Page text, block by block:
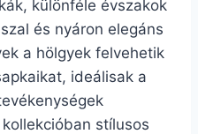
különféle évszakok
és nyáron elegáns
a hölgyek felvehetik
ideálisak a
stílusos